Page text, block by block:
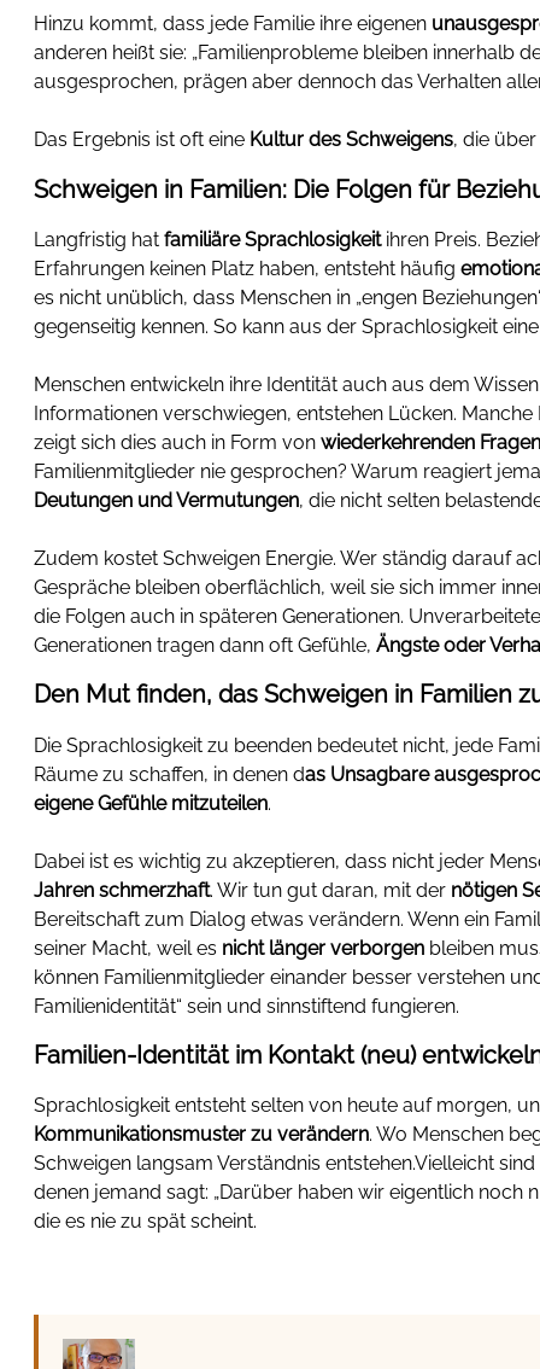
Hinzu kommt, dass jede Familie ihre eigenen
anderen heißt sie: „Familienprobleme bleiben innerhalb
ausgesprochen, prägen aber dennoch das Verhalten
Das Ergebnis ist oft eine Kultur des Schweigens, die
Schweigen in Familien: Die Folgen für
Langfristig hat familiäre Sprachlosigkeitihren Preis.
Erfahrungen keinen Platz haben, entsteht häufig
es nicht unüblich, dass Menschen in „engen
gegenseitig kennen. So kann aus der Sprachlosigkeit
Menschen entwickeln ihre Identität auch aus dem
Informationen verschwiegen, entstehen Lücken.
zeigt sich dies auch in Form von wiederkehrenden Fragen
Familienmitglieder nie gesprochen? Warum reagiert
Deutungen und Vermutungen, die nicht selten
Zudem kostet Schweigen Energie. Wer ständig darauf
Gespräche bleiben oberflächlich, weil sie sich immer
die Folgen auch in späteren Generationen.
Generationen tragen dann oft Gefühle, Ängste oder
Den Mut finden, das Schweigen in Familien
Die Sprachlosigkeit zu beenden bedeutet nicht, jede
Räume zu schaffen, in denen das Unsagbare
eigene Gefühle mitzuteilen.
Dabei ist es wichtig zu akzeptieren, dass nicht jeder
Jahren schmerzhaft. Wir tun gut daran, mit der nötigen
Bereitschaft zum Dialog etwas verändern. Wenn ein
seiner Macht, weil es nicht länger verborgen bleiben
können Familienmitglieder einander besser verstehen
Familienidentität“ sein und sinnstiftend fungieren.
Familien-Identität im Kontakt (neu)
Sprachlosigkeit entsteht selten von heute auf morgen,
Kommunikationsmuster zu verändern. Wo Menschen
Schweigen langsam Verständnis entstehen.Vielleicht
denen jemand sagt: „Darüber haben wir eigentlich noch
die es nie zu spät scheint.